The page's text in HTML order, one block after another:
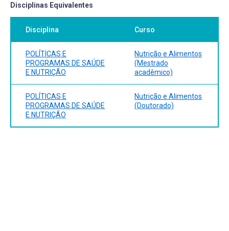
Disciplinas Equivalentes
Disciplina Curso
POLÍTICAS E
PROGRAMAS DE SAÚDE
E NUTRIÇÃO
Nutrição e Alimentos
(Mestrado
acadêmico)
POLÍTICAS E
PROGRAMAS DE SAÚDE
E NUTRIÇÃO
Nutrição e Alimentos
(Doutorado)